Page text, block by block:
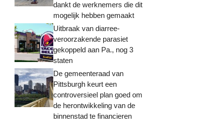
dankt de werknemers die dit
mogelijk hebben gemaakt
Uitbraak van diarree-
veroorzakende parasiet
gekoppeld aan Pa., nog 3
staten
De gemeenteraad van
Pittsburgh keurt een
controversieel plan goed om
de herontwikkeling van de
binnenstad te financieren